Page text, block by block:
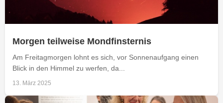
Morgen teilweise Mondfinsternis
Am Freitagmorgen lohnt es sich, vor Sonnenaufgang einen
Blick in den Himmel zu werfen, da...
13. März 2025